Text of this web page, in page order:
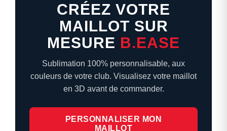
CRÉEZ VOTRE
MAILLOT SUR
MESURE B.EASE
Sublimation 100% personnalisable, aux
couleurs de votre club. Visualisez votre maillot
en 3D avant de commander.
PERSONNALISER MON
MAILLOT